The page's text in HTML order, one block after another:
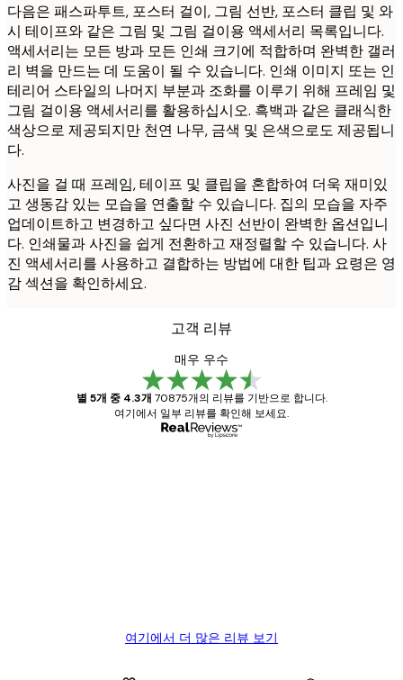
다음은 패스파투트, 포스터 걸이, 그림 선반, 포스터 클립 및 와
시 테이프와 같은 그림 및 그림 걸이용 액세서리 목록입니다.
액세서리는 모든 방과 모든 인쇄 크기에 적합하며 완벽한 갤러
리 벽을 만드는 데 도움이 될 수 있습니다. 인쇄 이미지 또는 인
테리어 스타일의 나머지 부분과 조화를 이루기 위해 프레임 및
그림 걸이용 액세서리를 활용하십시오. 흑백과 같은 클래식한
색상으로 제공되지만 천연 나무, 금색 및 은색으로도 제공됩니
다.
사진을 걸 때 프레임, 테이프 및 클립을 혼합하여 더욱 재미있
고 생동감 있는 모습을 연출할 수 있습니다. 집의 모습을 자주
업데이트하고 변경하고 싶다면 사진 선반이 완벽한 옵션입니
다. 인쇄물과 사진을 쉽게 전환하고 재정렬할 수 있습니다. 사
진 액세서리를 사용하고 결합하는 방법에 대한 팁과 요령은 영
감 섹션을 확인하세요.
고객 리뷰
매우 우수
별 5개 중 4.3개 70875개의 리뷰를 기반으로 합니다.
여기에서 일부 리뷰를 확인해 보세요.
여기에서 더 많은 리뷰 보기